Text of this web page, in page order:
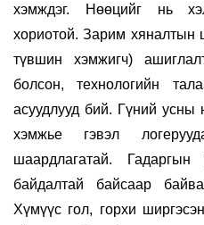
хэмждэг. Нөөцийг нь
хориотой. Зарим хяналтын
түвшин хэмжигч)
болсон, технологийн
асуудлууд бий. Гүний усны
хэмжье гэвэл
шаардлагатай.
байдалтай байсаар
Хүмүүс гол, горхи